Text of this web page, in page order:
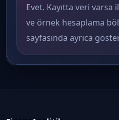
Evet. Kayıtta veri
ve örnek hesaplama
sayfasında ayrıca